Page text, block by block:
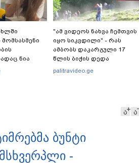
ნია
ესაუბრება?
"ამ ვიდეოს ნახვა ჩემთვის
იყო სიკვდილი" - რას
ამბობს დაკარგული 17
წლის ბიჭის დედა
ვიდეოკადრებზე, სადაც
palitravideo.ge
ა ა
ბუნტი
-